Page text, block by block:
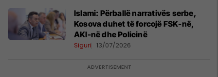
Islami: Përballë narrativës serbe,
Kosova duhet të forcojë FSK-në,
AKI-në dhe Policinë
Siguri 13/07/2026